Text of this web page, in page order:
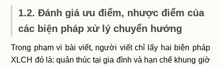
1.2. Đánh giá ưu điểm, nhược điểm của
các biện pháp xử lý chuyển hướng
Trong phạm vi bài viết, người viết chỉ lấy hai biện pháp
XLCH đó là: quản thúc tại gia đình và hạn chế khung giờ